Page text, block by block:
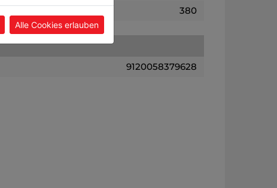
380
9120058379628
Alle Cookies erlauben